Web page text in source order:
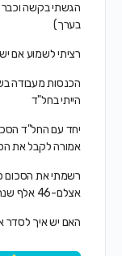
בערך)
רציתי לשמוע אם
הייתי בחל"ד
אמורה לקבל את
רשמתי את הסכום
אצלם-46 אלף שנתי
האם יש איך לסדר